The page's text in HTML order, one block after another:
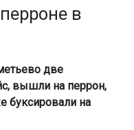
в
две
вышли на перрон,
буксировали на